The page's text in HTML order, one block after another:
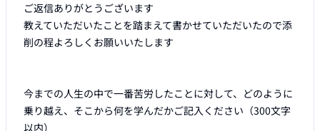
ご返信ありがとうございます
教えていただいたことを踏まえて書かせていただいたので添
削の程よろしくお願いいたします
今までの人生の中で一番苦労したことに対して、どのように
乗り越え、そこから何を学んだかご記入ください（300文字
以内）